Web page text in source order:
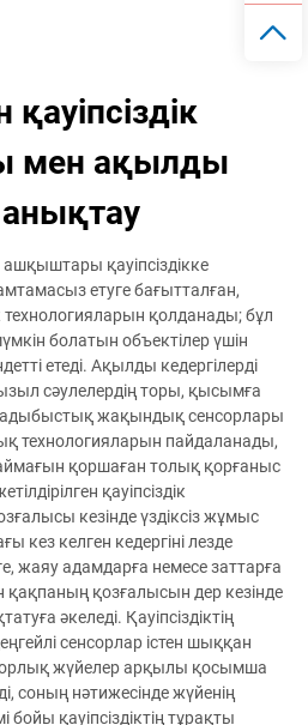
қауіпсіздік
мен ақылды
анықтау
қауіпсіздікке
етуге бағытталған,
технологияларын қолданады; бұл
болатын объектілер үшін
етеді. Ақылды кедергілерді
сәулелердің торы, қысымға
жақындық сенсорлары
технологияларын пайдаланады,
қоршаған толық қорғаныс
қауіпсіздік
кезінде үздіксіз жұмыс
кез келген кедергіні лезде
жаяу адамдарға немесе заттарға
қақпаның қозғалысын дер кезінде
әкеледі. Қауіпсіздіктің
сенсорлар істен шыққан
жүйелер арқылы қосымша
соның нәтижесінде жүйенің
қауіпсіздіктің тұрақты